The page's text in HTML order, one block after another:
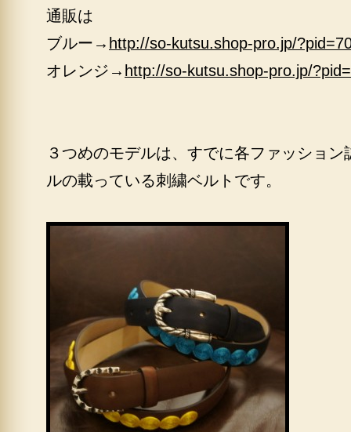
通販は
ブルー→ http://so-kutsu.shop-pro.jp/
オレンジ→ http://so-kutsu.shop-pro.jp/
３つめのモデルは、すでに各ファッショ
ルの載っている刺繍ベルトです。